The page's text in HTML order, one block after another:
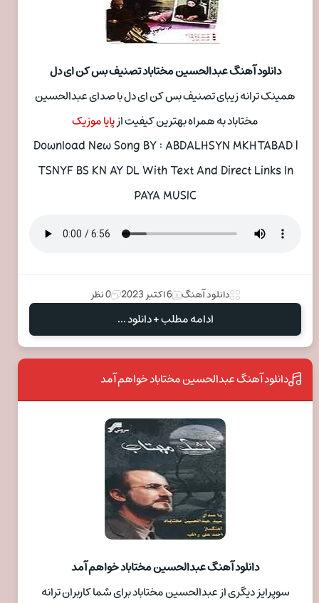
دانلود آهنگ عبدالحسین مختاباد تصنیف بس کن ای دل
همینک ترانه زیبای تصنیف بس کن ای دل با صدای عبدالحسین
مختاباد به همراه بهترین کیفیت ازپایا موزیک
Download New Song BY : ABDALHSYN MKHTABAD |
TSNYF BS KN AY DL With Text And Direct Links In
PAYA MUSIC
دانلود آهنگ 6 اکتبر 2023 0 نظر
ادامه مطلب + دانلود ...
دانلود آهنگ عبدالحسین مختاباد خواهم آمد
دانلود آهنگ عبدالحسین مختاباد خواهم آمد
سوپرایز دیگری از عبدالحسین مختاباد برای شما کاربران ترانه